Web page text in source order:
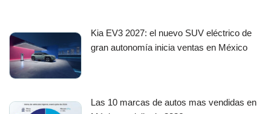
Kia EV3 2027: el nuevo SUV eléctrico de
gran autonomía inicia ventas en México
Las 10 marcas de autos mas vendidas en